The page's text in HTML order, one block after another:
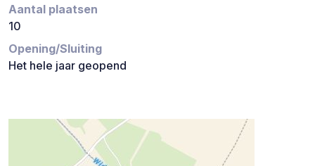
Aantal plaatsen
10
Opening/Sluiting
Het hele jaar geopend